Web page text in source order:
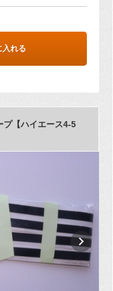
入れる
プ【ハイエース4-5